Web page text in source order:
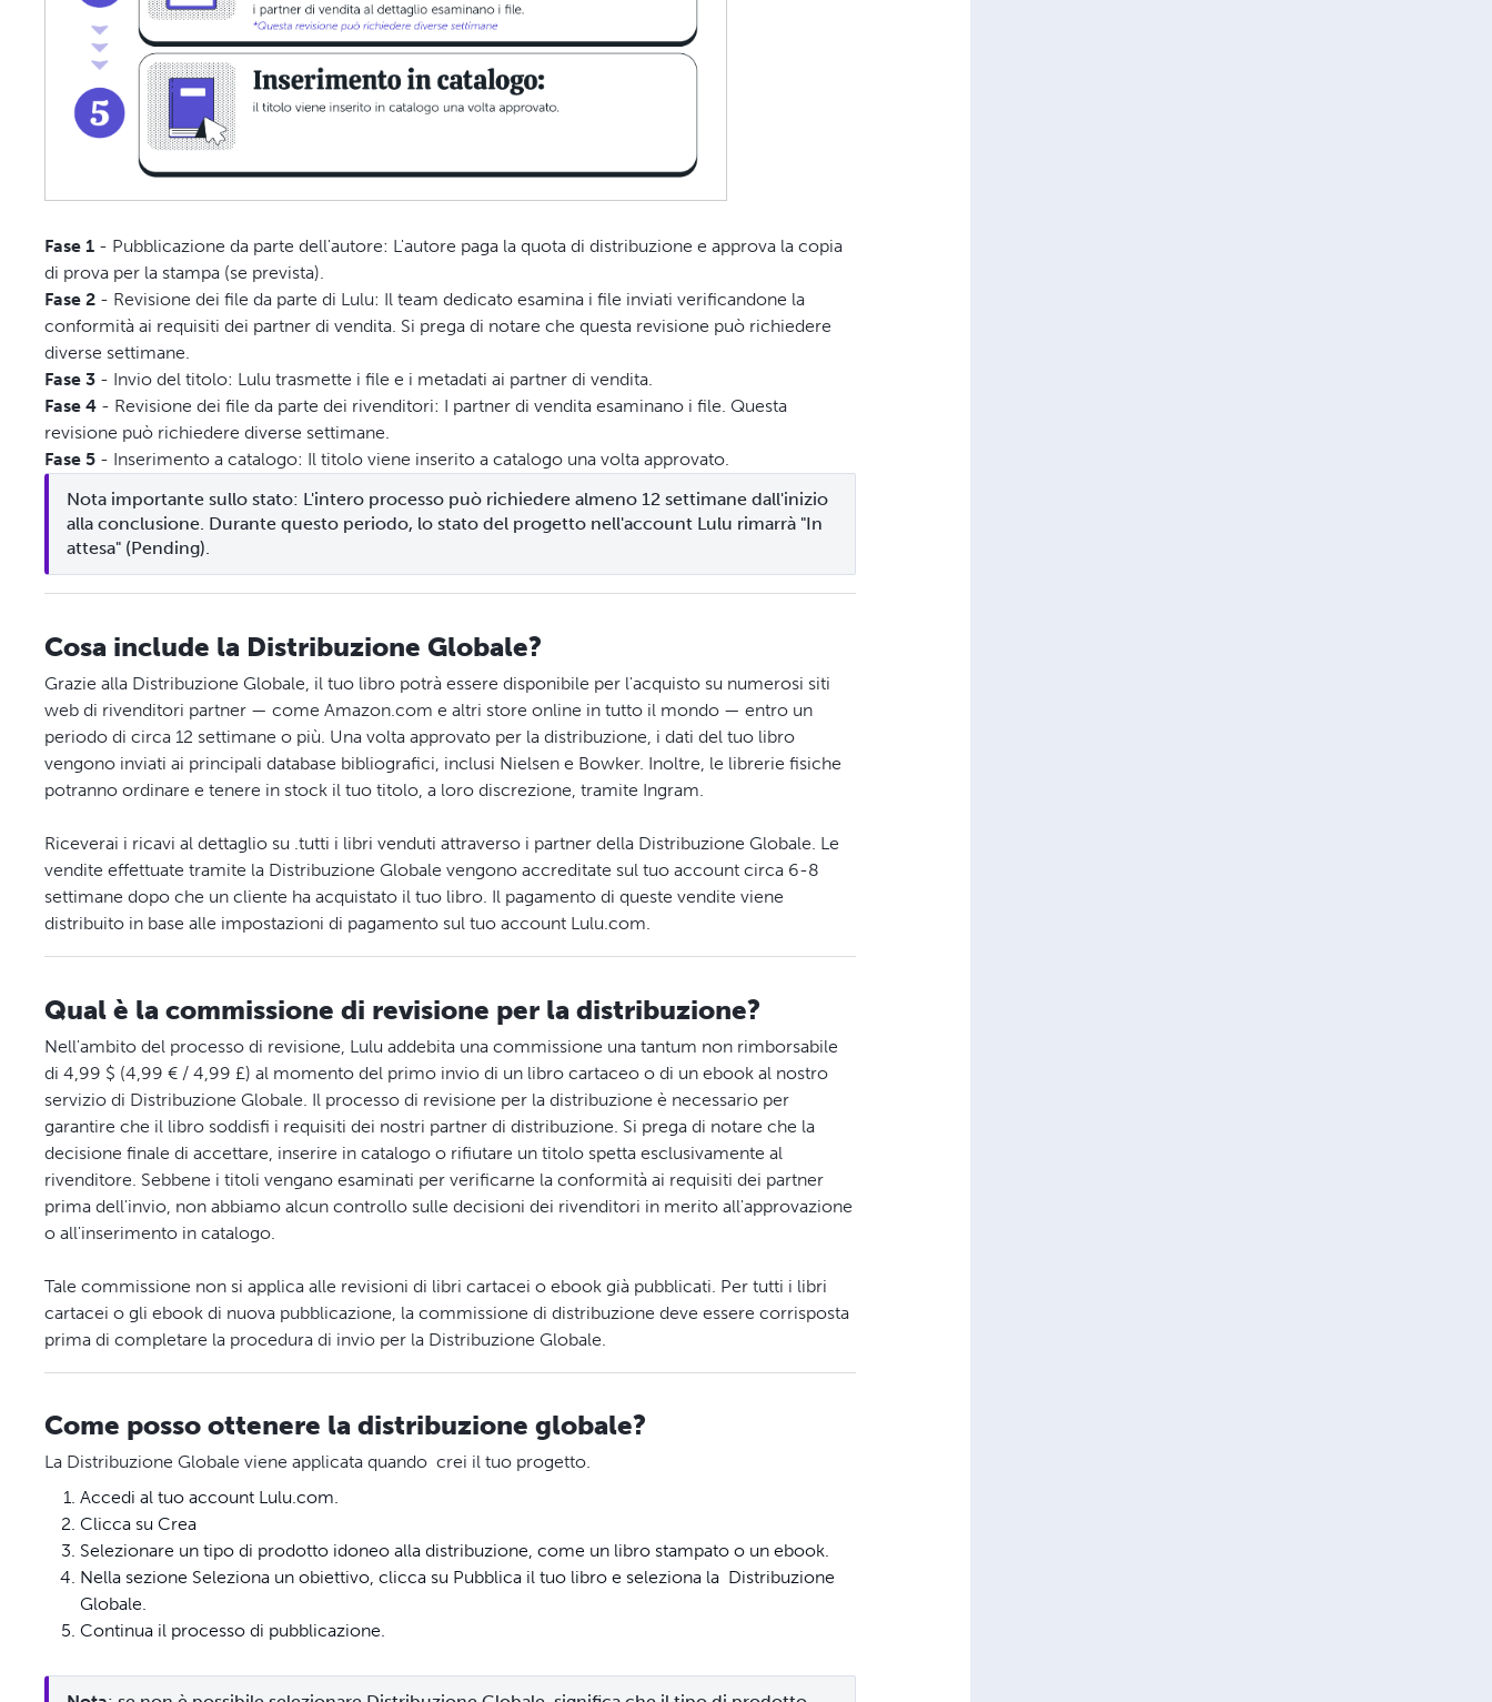
Fase 1 - Pubblicazione da parte dell'autore: L'autore paga la quota di distribuzione e approva la copia
di prova per la stampa (se prevista).
Fase 2 - Revisione dei file da parte di Lulu: Il team dedicato esamina i file inviati verificandone la
conformità ai requisiti dei partner di vendita. Si prega di notare che questa revisione può richiedere
diverse settimane.
Fase 3 - Invio del titolo: Lulu trasmette i file e i metadati ai partner di vendita.
Fase 4 - Revisione dei file da parte dei rivenditori: I partner di vendita esaminano i file. Questa
revisione può richiedere diverse settimane.
Fase 5 - Inserimento a catalogo: Il titolo viene inserito a catalogo una volta approvato.
Nota importante sullo stato: L'intero processo può richiedere almeno 12 settimane dall'inizio
alla conclusione. Durante questo periodo, lo stato del progetto nell'account Lulu rimarrà "In
attesa" (Pending).
Cosa include la Distribuzione Globale?
Grazie alla Distribuzione Globale, il tuo libro potrà essere disponibile per l'acquisto su numerosi siti
web di rivenditori partner — come Amazon.com e altri store online in tutto il mondo — entro un
periodo di circa 12 settimane o più. Una volta approvato per la distribuzione, i dati del tuo libro
vengono inviati ai principali database bibliografici, inclusi Nielsen e Bowker. Inoltre, le librerie fisiche
potranno ordinare e tenere in stock il tuo titolo, a loro discrezione, tramite Ingram.
Riceverai i ricavi al dettaglio su .tutti i libri venduti attraverso i partner della Distribuzione Globale. Le
vendite effettuate tramite la Distribuzione Globale vengono accreditate sul tuo account circa 6-8
settimane dopo che un cliente ha acquistato il tuo libro. Il pagamento di queste vendite viene
distribuito in base alle impostazioni di pagamento sul tuo account Lulu.com.
Qual è la commissione di revisione per la distribuzione?
Nell'ambito del processo di revisione, Lulu addebita una commissione una tantum non rimborsabile
di 4,99 $ (4,99 € / 4,99 £) al momento del primo invio di un libro cartaceo o di un ebook al nostro
servizio di Distribuzione Globale. Il processo di revisione per la distribuzione è necessario per
garantire che il libro soddisfi i requisiti dei nostri partner di distribuzione. Si prega di notare che la
decisione finale di accettare, inserire in catalogo o rifiutare un titolo spetta esclusivamente al
rivenditore. Sebbene i titoli vengano esaminati per verificarne la conformità ai requisiti dei partner
prima dell'invio, non abbiamo alcun controllo sulle decisioni dei rivenditori in merito all'approvazione
o all'inserimento in catalogo.
Tale commissione non si applica alle revisioni di libri cartacei o ebook già pubblicati. Per tutti i libri
cartacei o gli ebook di nuova pubblicazione, la commissione di distribuzione deve essere corrisposta
prima di completare la procedura di invio per la Distribuzione Globale.
Come posso ottenere la distribuzione globale?
La Distribuzione Globale viene applicata quando crei il tuo progetto.
Accedi al tuo account Lulu.com.
Clicca su Crea
Selezionare un tipo di prodotto idoneo alla distribuzione, come un libro stampato o un ebook.
Nella sezione Seleziona un obiettivo, clicca su Pubblica il tuo libro e seleziona la Distribuzione
Globale.
Continua il processo di pubblicazione.